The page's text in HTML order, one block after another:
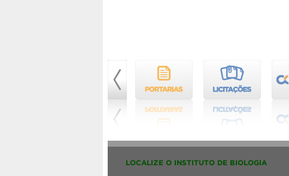
LOCALIZE O INSTITUTO DE BIOLOGIA